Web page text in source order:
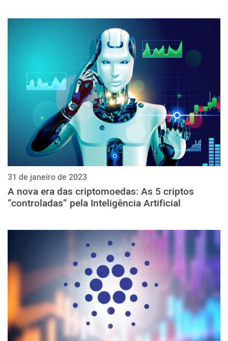
31 de janeiro de 2023
A nova era das criptomoedas: As 5 criptos
“controladas” pela Inteligência Artificial